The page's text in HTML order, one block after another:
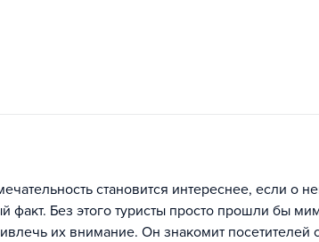
становится интереснее, если о
факт. Без этого туристы просто прошли бы
их внимание. Он знакомит посетителей